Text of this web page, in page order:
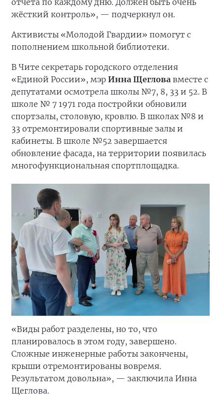
жёсткий контроль», — подчеркнул он.
Активисты «Молодой Гвардии» помогут с
пополнением школьной библиотеки.
В Чите секретарь городского отделения
«Единой России», мэр Инна Щеглова вместе с
депутатами осмотрела школы №7, 8, 33 и 52. В
школе № 7 1971 года постройки обновили
спортзалы, столовую, кровлю. В школах №8 и
33 отремонтировали спортивные залы и
кабинеты. В школе №52 завершается
обновление фасада, на территории появилась
многофункциональная спортплощадка.
«Виды работ разделены, но то, что
планировалось в этом году, завершено.
Сложные инженерные работы закончены,
крыши отремонтированы вовремя.
Результатом довольна», — заключила Инна
Щеглова.